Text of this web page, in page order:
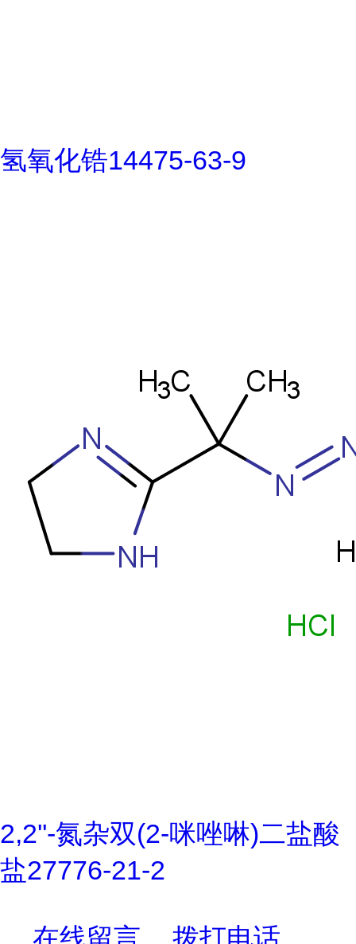
氢氧化锆14475-63-9
2,2''-氮杂双(2-咪唑啉)二盐酸
盐27776-21-2
在线留言 拨打电话